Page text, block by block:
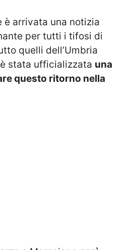
è arrivata una notizia
per tutti i tifosi di
quelli dell’Umbria
stata ufficializzata una
questo ritorno nella